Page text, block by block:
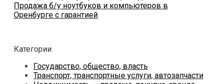
Продажа б/у ноутбуков и компьютеров в
Оренбурге с гарантией
Категории
Государство, общество, власть
Транспорт, транспортные услуги, автозапчасти